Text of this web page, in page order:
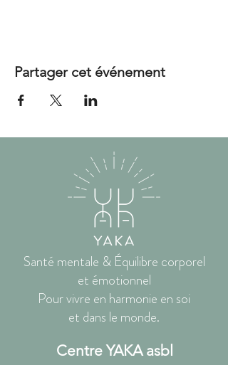
Partager cet événement
Santé mentale & Équilibre corporel
et émotionnel
Pour vivre en harmonie en soi
et dans le monde.
Centre YAKA asbl